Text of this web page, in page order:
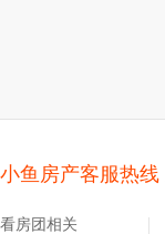
小鱼房产客服热线
看房团相关